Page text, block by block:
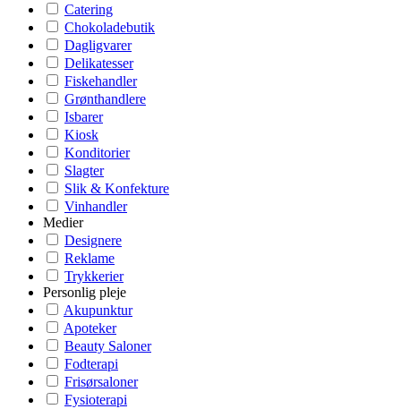
Catering
Chokoladebutik
Dagligvarer
Delikatesser
Fiskehandler
Grønthandlere
Isbarer
Kiosk
Konditorier
Slagter
Slik & Konfekture
Vinhandler
Medier
Designere
Reklame
Trykkerier
Personlig pleje
Akupunktur
Apoteker
Beauty Saloner
Fodterapi
Frisørsaloner
Fysioterapi